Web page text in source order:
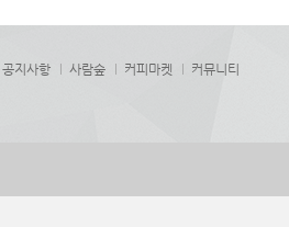
공지사항 사람숲 커피마켓
커뮤니티